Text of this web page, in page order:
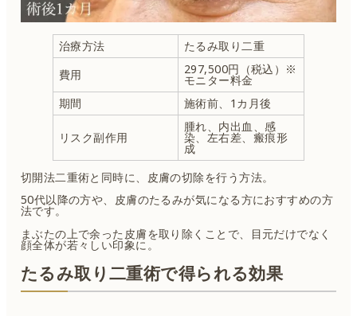
治療方法
たるみ取り二重
費用
297,500円（税込）※
モニター料金
期間
施術前、1カ月後
リスク副作用
腫れ、内出血、感
染、左右差、瘢痕形
成
切開法二重術と同時に、皮膚の切除を行う方法。
50代以降の方や、皮膚のたるみが気になる方におすすめの方
法です。
まぶたの上で余った皮膚を取り除くことで、目元だけでなく
顔全体が若々しい印象に。
たるみ取り二重術で得られる効果